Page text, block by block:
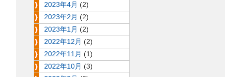
2023年4月 (2)
2023年2月 (2)
2023年1月 (2)
2022年12月 (2)
2022年11月 (1)
2022年10月 (3)